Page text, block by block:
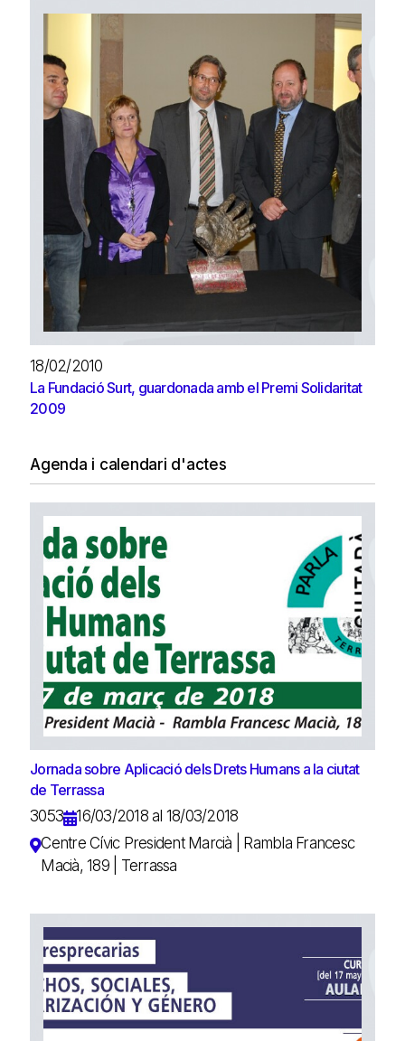
18/02/2010
La Fundació Surt, guardonada amb el Premi Solidaritat
2009
Agenda i calendari d'actes
Jornada sobre Aplicació dels Drets Humans a la ciutat
de Terrassa
3053
16/03/2018 al 18/03/2018
Centre Cívic President Marcià | Rambla Francesc
Macià, 189 | Terrassa